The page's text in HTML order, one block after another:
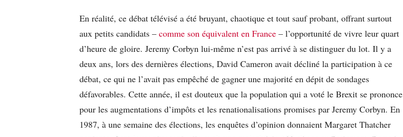
En réalité, ce débat télévisé a été bruyant, chaotique et tout sauf probant, offrant surtout
aux petits candidats – comme son équivalent en France – l’opportunité de vivre leur quart
d’heure de gloire. Jeremy Corbyn lui-même n’est pas arrivé à se distinguer du lot. Il y a
deux ans, lors des dernières élections, David Cameron avait décliné la participation à ce
débat, ce qui ne l’avait pas empêché de gagner une majorité en dépit de sondages
défavorables. Cette année, il est douteux que la population qui a voté le Brexit se prononce
pour les augmentations d’impôts et les renationalisations promises par Jeremy Corbyn. En
1987, à une semaine des élections, les enquêtes d’opinion donnaient Margaret Thatcher